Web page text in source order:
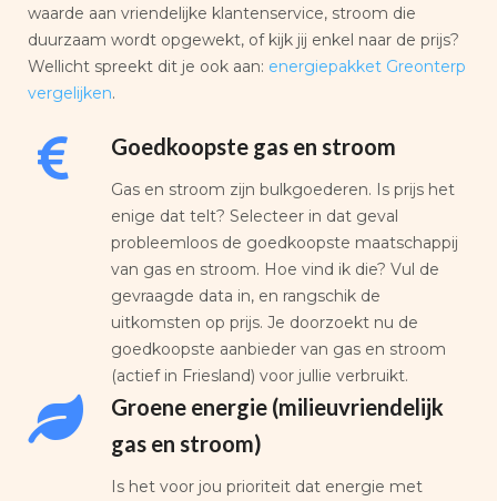
waarde aan vriendelijke klantenservice, stroom die
duurzaam wordt opgewekt, of kijk jij enkel naar de prijs?
Wellicht spreekt dit je ook aan: energiepakket Greonterp
vergelijken.
Goedkoopste gas en stroom
Gas en stroom zijn bulkgoederen. Is prijs het
enige dat telt? Selecteer in dat geval
probleemloos de goedkoopste maatschappij
van gas en stroom. Hoe vind ik die? Vul de
gevraagde data in, en rangschik de
uitkomsten op prijs. Je doorzoekt nu de
goedkoopste aanbieder van gas en stroom
(actief in Friesland) voor jullie verbruikt.
Groene energie (milieuvriendelijk
gas en stroom)
Is het voor jou prioriteit dat energie met